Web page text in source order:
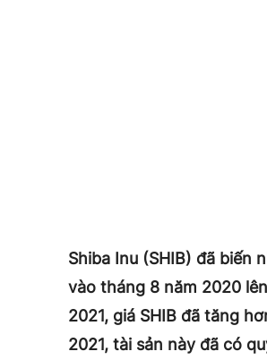
Shiba Inu (SHIB) đã biến
vào tháng 8 năm 2020
2021, giá SHIB đã tăng
2021, tài sản này đã có